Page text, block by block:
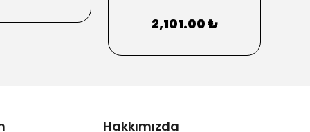
2,101.00 ₺
Hakkımızda